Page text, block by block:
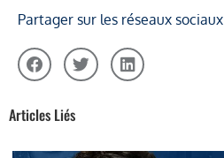
Partager sur les réseaux sociaux
Articles Liés